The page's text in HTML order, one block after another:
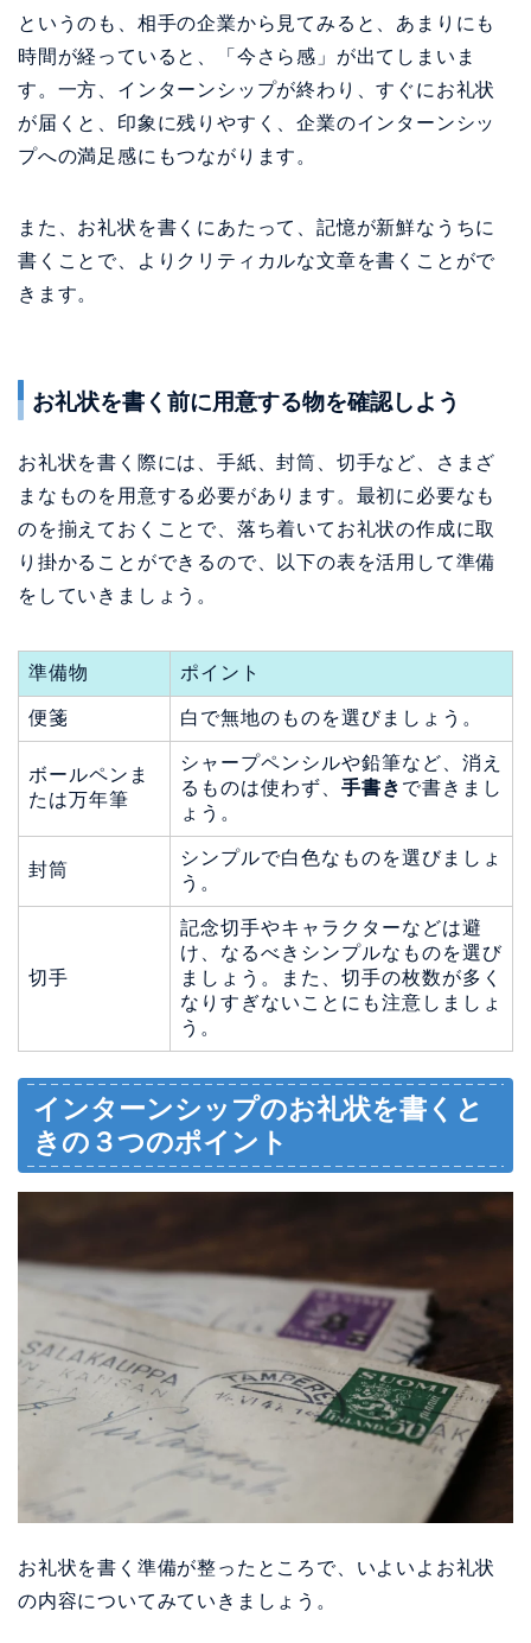
というのも、相手の企業から見てみると、あまりにも
時間が経っていると、「今さら感」が出てしまいま
す。一方、インターンシップが終わり、すぐにお礼状
が届くと、印象に残りやすく、企業のインターンシッ
プへの満足感にもつながります。
また、お礼状を書くにあたって、記憶が新鮮なうちに
書くことで、よりクリティカルな文章を書くことがで
きます。
お礼状を書く前に用意する物を確認しよう
お礼状を書く際には、手紙、封筒、切手など、さまざ
まなものを用意する必要があります。最初に必要なも
のを揃えておくことで、落ち着いてお礼状の作成に取
り掛かることができるので、以下の表を活用して準備
をしていきましょう。
準備物 ポイント
便箋 白で無地のものを選びましょう。
ボールペンま
たは万年筆
シャープペンシルや鉛筆など、消え
るものは使わず、 手書き で書きまし
ょう。
封筒
シンプルで白色なものを選びましょ
う。
切手
記念切手やキャラクターなどは避
け、なるべきシンプルなものを選び
ましょう。また、切手の枚数が多く
なりすぎないことにも注意しましょ
う。
インターンシップのお礼状を書くと
きの３つのポイント
お礼状を書く準備が整ったところで、いよいよお礼状
の内容についてみていきましょう。